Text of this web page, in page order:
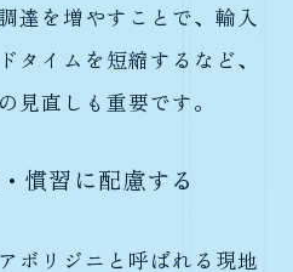
達を増やすことで、輸入
タイムを短縮するなど、
見直しも重要です。
慣習に配慮する
ボリジニと呼ばれる現地